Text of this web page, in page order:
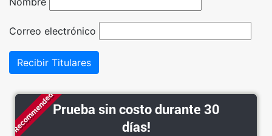
Correo electrónico
Recibir Titulares
RecommendedPrueba sin costo durante 30
días!